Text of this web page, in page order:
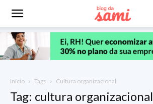
Início Tags Cultura organizacional
Tag: cultura organizacional